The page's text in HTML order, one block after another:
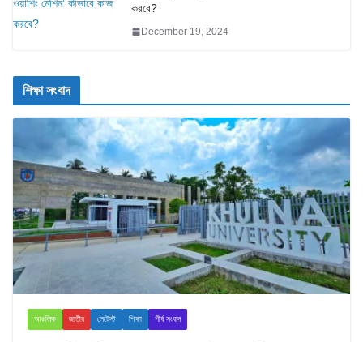
করবে?
December 19, 2024
শিক্ষা সংবাদ
আঞ্চলিক জাতীয় লেটেস্ট শিক্ষা শীর্ষ সংবাদ